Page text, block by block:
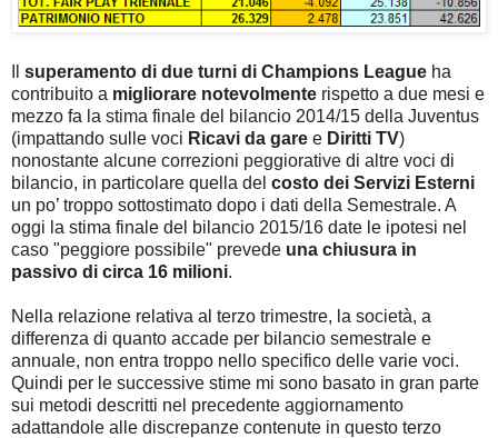
superamento di due turni di Champions League ha
contribuito a migliorare notevolmente rispetto a due mesi e
mezzo fa la stima finale del bilancio 2014/15 della Juventus
(impattando sulle voci Ricavi da gare e Diritti TV)
nonostante alcune correzioni peggiorative di altre voci di
bilancio, in particolare quella del costo dei Servizi Esterni
un po’ troppo sottostimato dopo i dati della Semestrale. A
oggi la stima finale del bilancio 2015/16 date le ipotesi nel
caso "peggiore possibile" prevede una chiusura in
passivo di circa 16 milioni.
Nella relazione relativa al terzo trimestre, la società, a
differenza di quanto accade per bilancio semestrale e
annuale, non entra troppo nello specifico delle varie voci.
Quindi per le successive stime mi sono basato in gran parte
sui metodi descritti nel precedente aggiornamento
adattandole alle discrepanze contenute in questo terzo